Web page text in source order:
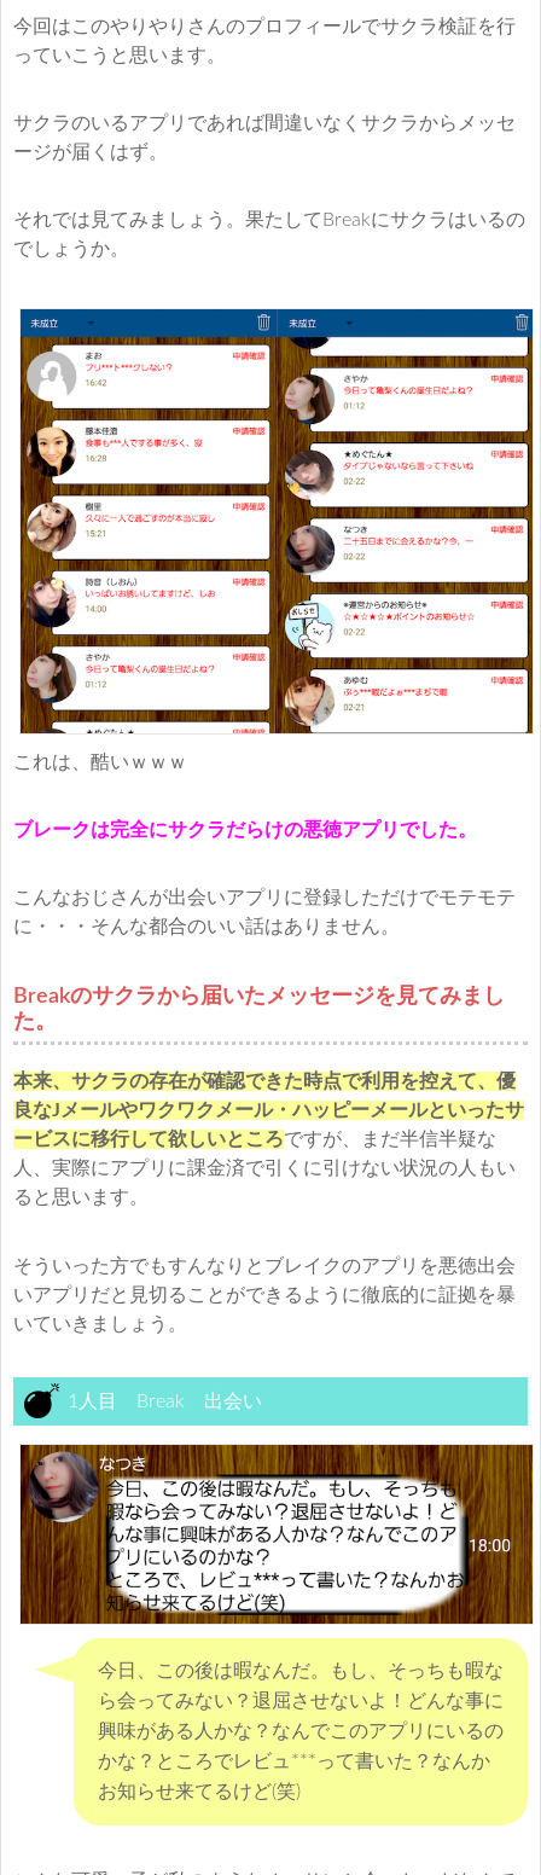
今回はこのやりやりさんのプロフィールでサクラ検証を行
っていこうと思います。
サクラのいるアプリであれば間違いなくサクラからメッセ
ージが届くはず。
それでは見てみましょう。果たしてBreakにサクラはいるの
でしょうか。
これは、酷いｗｗｗ
ブレークは完全にサクラだらけの悪徳アプリでした。
こんなおじさんが出会いアプリに登録しただけでモテモテ
に・・・そんな都合のいい話はありません。
Breakのサクラから届いたメッセージを見てみまし
た。
本来、サクラの存在が確認できた時点で利用を控えて、優
良なJメールやワクワクメール・ハッピーメールといったサ
ービスに移行して欲しいところですが、まだ半信半疑な
人、実際にアプリに課金済で引くに引けない状況の人もい
ると思います。
そういった方でもすんなりとブレイクのアプリを悪徳出会
いアプリだと見切ることができるように徹底的に証拠を暴
いていきましょう。
1人目 Break 出会い
今日、この後は暇なんだ。もし、そっちも暇な
ら会ってみない？退屈させないよ！どんな事に
興味がある人かな？なんでこのアプリにいるの
かな？ところでレビュ***って書いた？なんか
お知らせ来てるけど(笑)